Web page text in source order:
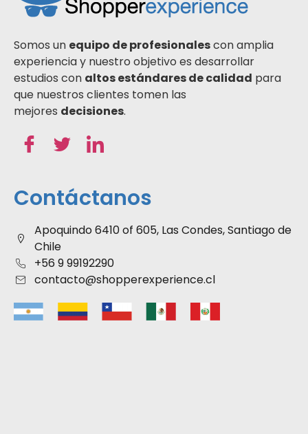
Somos un equipo de profesionalescon amplia
experiencia y nuestro objetivo es desarrollar
estudios con altos estándares de calidad para
que nuestros clientes tomen las
mejores decisiones.
Contáctanos
Apoquindo 6410 of 605, Las Condes, Santiago de
Chile
+56 9 99192290
contacto@shopperexperience.cl